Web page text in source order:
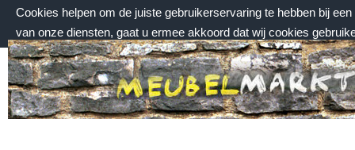
Cookies helpen om de juiste gebruikerservaring te hebben bij
van onze diensten, gaat u ermee akkoord dat wij cookies
zaterdag 8 augustus 2026, 18:36 uur
Welkom bij Meubelmarktplein.nl